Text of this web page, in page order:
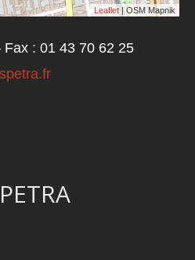
Leaflet | OSM Mapnik
: 01 43 70 62 25